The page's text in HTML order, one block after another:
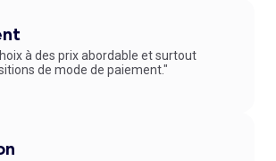
à des prix abordable et surtout
de mode de paiement."